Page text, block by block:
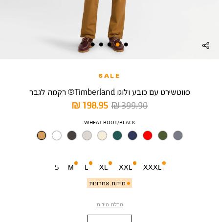
SALE
סווטשירט עם כובע ולוגו Timberland® רקמה לגבר
מחיר
מוצר
198.95 ₪
מחיר
רגיל
399.90 ₪
צבע
WHEAT BOOT/BLACK
S M
מידות אחרונות
L XL XXL XXXL
טבלת מידות